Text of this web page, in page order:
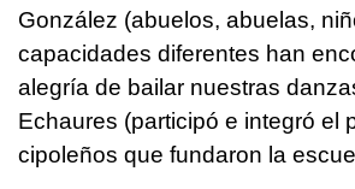
González (abuelos, abuelas,
capacidades diferentes han
alegría de bailar nuestras
Echaures (participó e integró el
cipoleños que fundaron la